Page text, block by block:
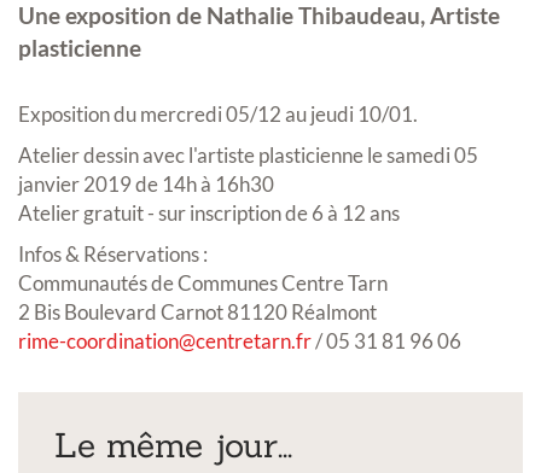
Une exposition de Nathalie Thibaudeau, Artiste
plasticienne
Exposition du mercredi 05/12 au jeudi 10/01.
Atelier dessin avec l'artiste plasticienne le samedi 05
janvier 2019 de 14h à 16h30
Atelier gratuit - sur inscription de 6 à 12 ans
Infos & Réservations :
Communautés de Communes Centre Tarn
2 Bis Boulevard Carnot 81120 Réalmont
rime-coordination@centretarn.fr/ 05 31 81 96 06
Le même jour...